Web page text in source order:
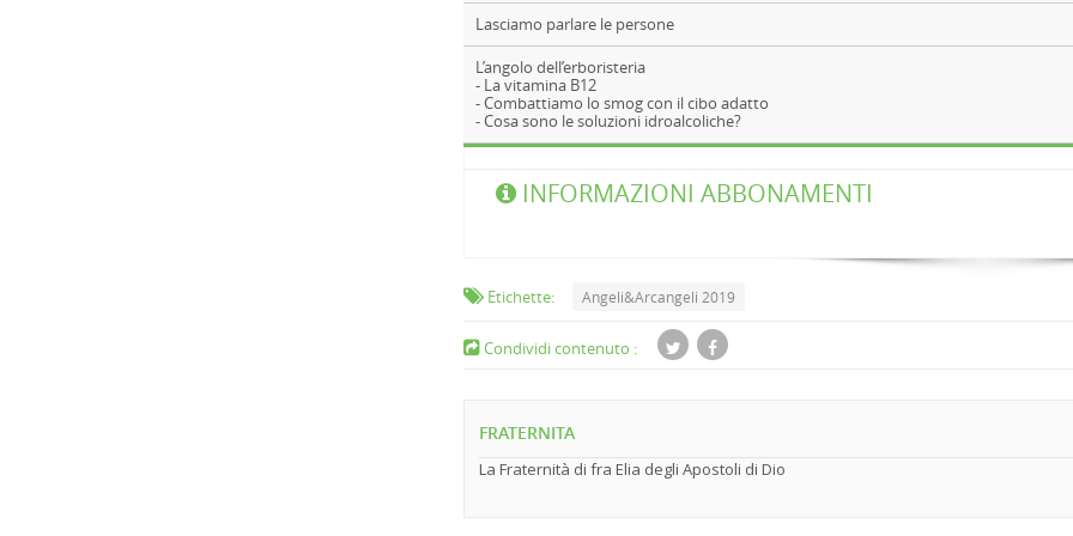
Lasciamo parlare le persone
L’angolo dell’erboristeria
- La vitamina B12
- Combattiamo lo smog con il cibo adatto
- Cosa sono le soluzioni idroalcoliche?
INFORMAZIONI ABBONAMENTI
Etichette: Angeli&Arcangeli 2019
Condividi contenuto :
FRATERNITA
La Fraternità di fra Elia degli Apostoli di Dio